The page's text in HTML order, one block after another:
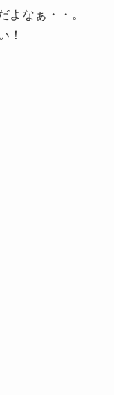
よなぁ・・。
！